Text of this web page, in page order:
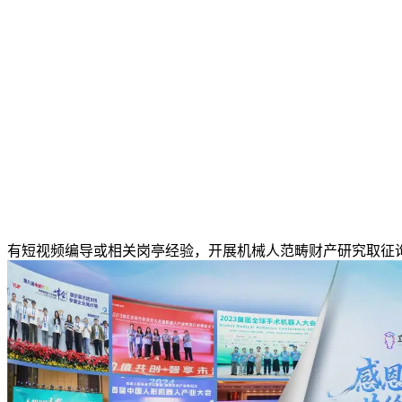
有短视频编导或相关岗亭经验，开展机械人范畴财产研究取征